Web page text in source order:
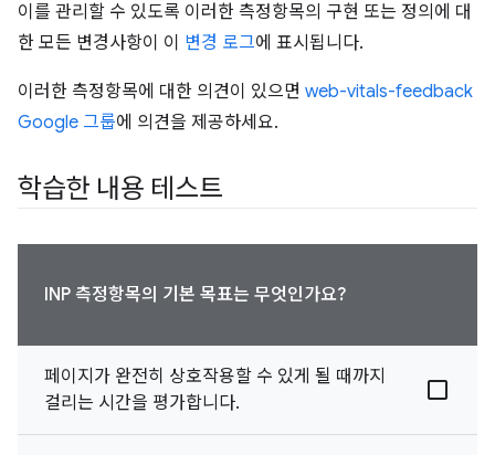
이를 관리할 수 있도록 이러한 측정항목의 구현 또는 정의에 대
한 모든 변경사항이 이 변경 로그에 표시됩니다.
이러한 측정항목에 대한 의견이 있으면 web-vitals-feedback
Google 그룹에 의견을 제공하세요.
학습한 내용 테스트
INP 측정항목의 기본 목표는 무엇인가요?
페이지가 완전히 상호작용할 수 있게 될 때까지
걸리는 시간을 평가합니다.